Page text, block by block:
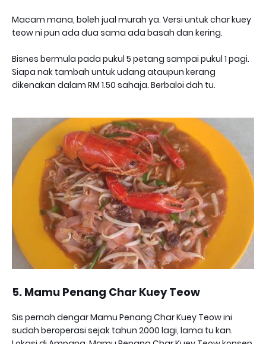
Macam mana, boleh jual murah ya. Versi untuk char kuey
teow ni pun ada dua sama ada basah dan kering.
Bisnes bermula pada pukul 5 petang sampai pukul 1 pagi.
Siapa nak tambah untuk udang ataupun kerang
dikenakan dalam RM 1.50 sahaja. Berbaloi dah tu.
5. Mamu Penang Char Kuey Teow
Sis pernah dengar Mamu Penang Char Kuey Teow ini
sudah beroperasi sejak tahun 2000 lagi, lama tu kan.